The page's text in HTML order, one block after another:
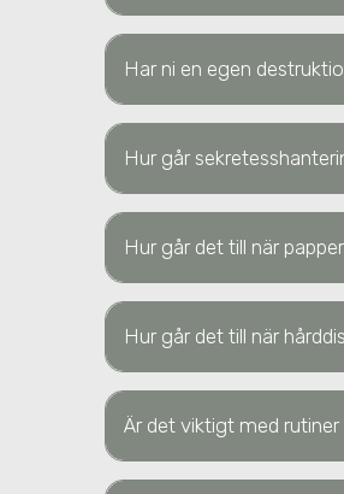
Har ni en egen
Hur går
Hur går det till när
Hur går det till när
Är det viktigt med